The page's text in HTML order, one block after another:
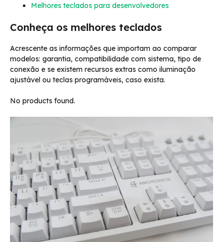
Melhores teclados para desenvolvedores
Conheça os melhores teclados
Acrescente as informações que importam ao comparar
modelos: garantia, compatibilidade com sistema, tipo de
conexão e se existem recursos extras como iluminação
ajustável ou teclas programáveis, caso exista.
No products found.